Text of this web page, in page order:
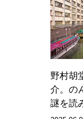
野村胡
介。の
謎を読